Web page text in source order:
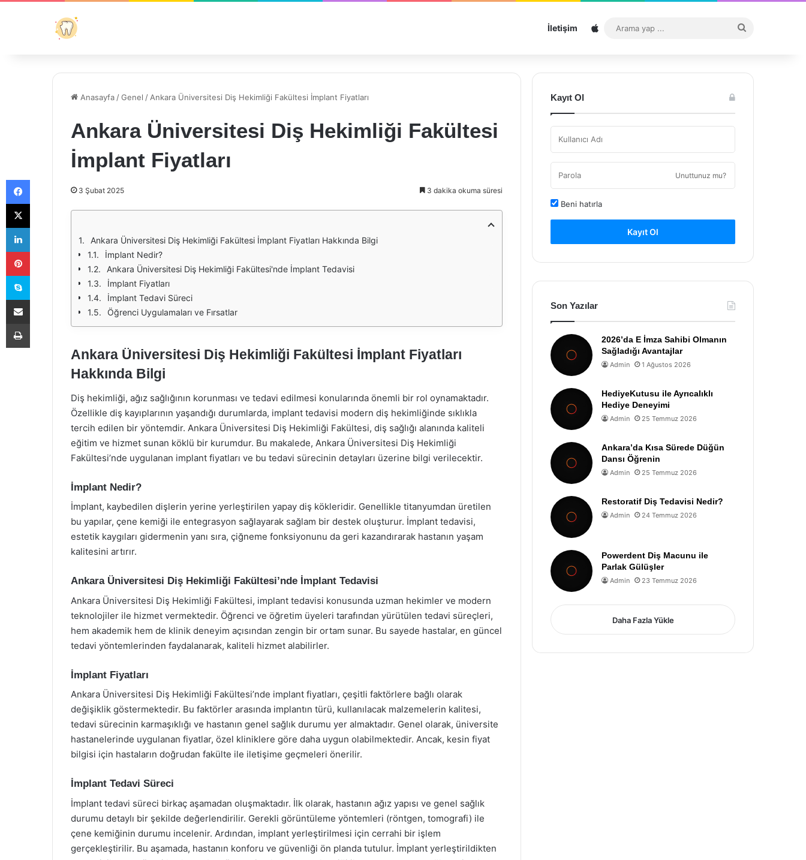
İletişim Sitemap
...
Anasayfa /Genel / Ankara Üniversitesi Diş Hekimliği Fakültesi İmplant Fiyatları
Ankara Üniversitesi Diş Hekimliği Fakültesi
İmplant Fiyatları
3 Şubat 2025 3 dakika okuma süresi
Ankara Üniversitesi Diş Hekimliği Fakültesi İmplant Fiyatları Hakkında Bilgi
İmplant Nedir?
Ankara Üniversitesi Diş Hekimliği Fakültesi'nde İmplant Tedavisi
İmplant Fiyatları
İmplant Tedavi Süreci
Öğrenci Uygulamaları ve Fırsatlar
Ankara Üniversitesi Diş Hekimliği Fakültesi İmplant Fiyatları
Hakkında Bilgi
Diş hekimliği, ağız sağlığının korunması ve tedavi edilmesi konularında önemli bir rol oynamaktadır.
Özellikle diş kayıplarının yaşandığı durumlarda, implant tedavisi modern diş hekimliğinde sıklıkla
tercih edilen bir yöntemdir. Ankara Üniversitesi Diş Hekimliği Fakültesi, diş sağlığı alanında kaliteli
eğitim ve hizmet sunan köklü bir kurumdur. Bu makalede, Ankara Üniversitesi Diş Hekimliği
Fakültesi’nde uygulanan implant fiyatları ve bu tedavi sürecinin detayları üzerine bilgi verilecektir.
İmplant Nedir?
İmplant, kaybedilen dişlerin yerine yerleştirilen yapay diş kökleridir. Genellikle titanyumdan üretilen
bu yapılar, çene kemiği ile entegrasyon sağlayarak sağlam bir destek oluşturur. İmplant tedavisi,
estetik kaygıları gidermenin yanı sıra, çiğneme fonksiyonunu da geri kazandırarak hastanın yaşam
kalitesini artırır.
Ankara Üniversitesi Diş Hekimliği Fakültesi’nde İmplant Tedavisi
Ankara Üniversitesi Diş Hekimliği Fakültesi, implant tedavisi konusunda uzman hekimler ve modern
teknolojiler ile hizmet vermektedir. Öğrenci ve öğretim üyeleri tarafından yürütülen tedavi süreçleri,
hem akademik hem de klinik deneyim açısından zengin bir ortam sunar. Bu sayede hastalar, en güncel
tedavi yöntemlerinden faydalanarak, kaliteli hizmet alabilirler.
İmplant Fiyatları
Ankara Üniversitesi Diş Hekimliği Fakültesi’nde implant fiyatları, çeşitli faktörlere bağlı olarak
değişiklik göstermektedir. Bu faktörler arasında implantın türü, kullanılacak malzemelerin kalitesi,
tedavi sürecinin karmaşıklığı ve hastanın genel sağlık durumu yer almaktadır. Genel olarak, üniversite
hastanelerinde uygulanan fiyatlar, özel kliniklere göre daha uygun olabilmektedir. Ancak, kesin fiyat
bilgisi için hastaların doğrudan fakülte ile iletişime geçmeleri önerilir.
İmplant Tedavi Süreci
İmplant tedavi süreci birkaç aşamadan oluşmaktadır. İlk olarak, hastanın ağız yapısı ve genel sağlık
durumu detaylı bir şekilde değerlendirilir. Gerekli görüntüleme yöntemleri (röntgen, tomografi) ile
çene kemiğinin durumu incelenir. Ardından, implant yerleştirilmesi için cerrahi bir işlem
gerçekleştirilir. Bu aşamada, hastanın konforu ve güvenliği ön planda tutulur. İmplant yerleştirildikten
Kayıt Ol
Unuttunuz mu?
Beni hatırla
Kayıt Ol
Son Yazılar
2026’da E İmza Sahibi Olmanın
Sağladığı Avantajlar
Admin 1 Ağustos 2026
HediyeKutusu ile Ayrıcalıklı
Hediye Deneyimi
Admin 25 Temmuz 2026
Ankara’da Kısa Sürede Düğün
Dansı Öğrenin
Admin 25 Temmuz 2026
Restoratif Diş Tedavisi Nedir?
Admin 24 Temmuz 2026
Powerdent Diş Macunu ile
Parlak Gülüşler
Admin 23 Temmuz 2026
Daha Fazla Yükle
Facebook
X
LinkedIn
Pinterest
Skype
E-Posta ile paylaş